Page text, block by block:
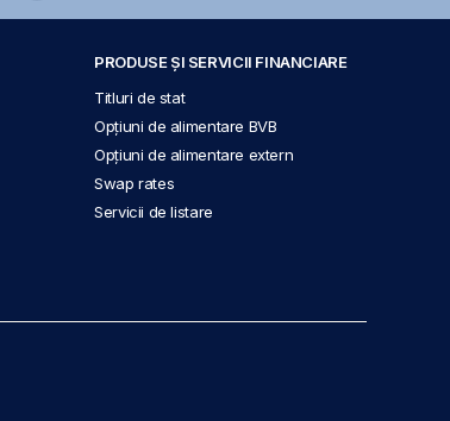
PRODUSE ȘI SERVICII FINANCIARE
Titluri de stat
Opțiuni de alimentare BVB
Opțiuni de alimentare extern
Swap rates
Servicii de listare